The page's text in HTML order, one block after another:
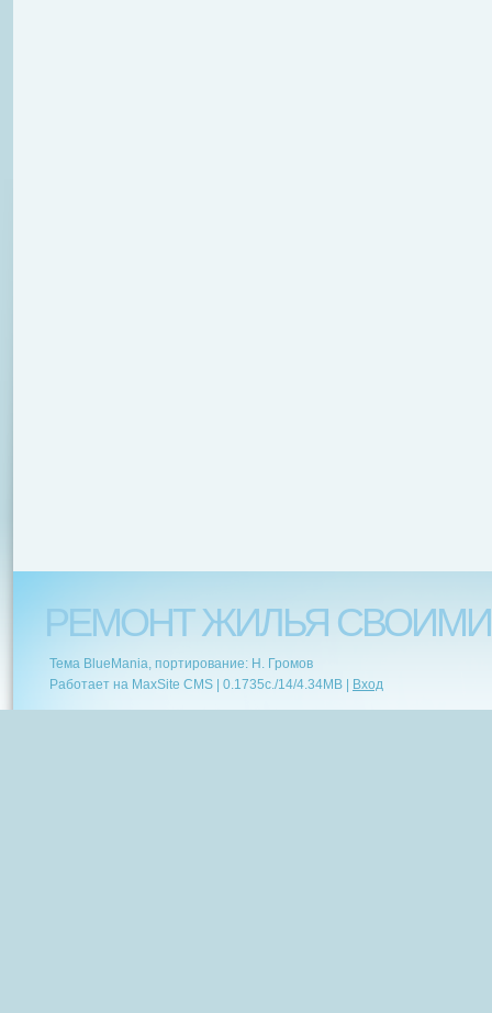
РЕМОНТ ЖИЛЬЯ
Тема BlueMania, портирование: Н. Громов
Работает на MaxSite CMS | 0.1735c./14/4.34MB | Вход